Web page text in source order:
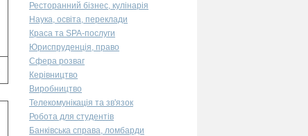
Ресторанний бізнес, кулінарія
Наука, освіта, переклади
Краса та SPA-послуги
Юриспруденція, право
Сфера розваг
Керівництво
Виробництво
Телекомунікація та зв'язок
Робота для студентів
Банківська справа, ломбарди